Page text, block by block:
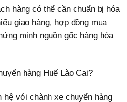
hàng có thể cần chuẩn bị hóa
giao hàng, hợp đồng mua
minh nguồn gốc hàng hóa
hàng Huế Lào Cai?
hệ với chành xe chuyển hàng